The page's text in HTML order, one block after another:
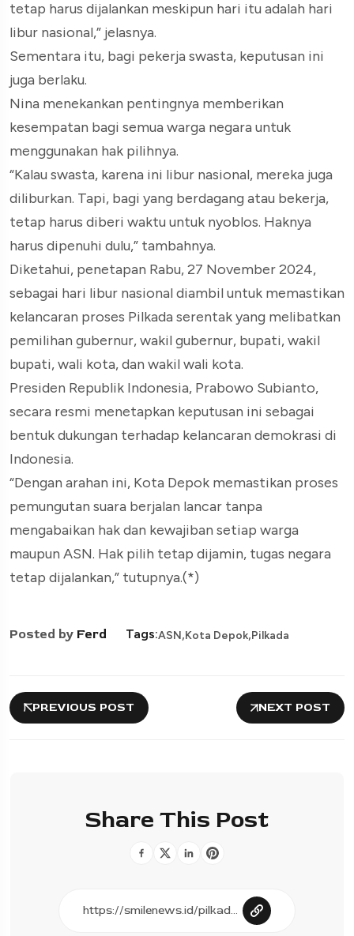
tetap harus dijalankan meskipun hari itu adalah hari
libur nasional,” jelasnya.
Sementara itu, bagi pekerja swasta, keputusan ini
juga berlaku.
Nina menekankan pentingnya memberikan
kesempatan bagi semua warga negara untuk
menggunakan hak pilihnya.
“Kalau swasta, karena ini libur nasional, mereka juga
diliburkan. Tapi, bagi yang berdagang atau bekerja,
tetap harus diberi waktu untuk nyoblos. Haknya
harus dipenuhi dulu,” tambahnya.
Diketahui, penetapan Rabu, 27 November 2024,
sebagai hari libur nasional diambil untuk memastikan
kelancaran proses Pilkada serentak yang melibatkan
pemilihan gubernur, wakil gubernur, bupati, wakil
bupati, wali kota, dan wakil wali kota.
Presiden Republik Indonesia, Prabowo Subianto,
secara resmi menetapkan keputusan ini sebagai
bentuk dukungan terhadap kelancaran demokrasi di
Indonesia.
“Dengan arahan ini, Kota Depok memastikan proses
pemungutan suara berjalan lancar tanpa
mengabaikan hak dan kewajiban setiap warga
maupun ASN. Hak pilih tetap dijamin, tugas negara
tetap dijalankan,” tutupnya.(*)
Posted by Ferd Tags:ASN,Kota Depok,Pilkada
PREVIOUS POST NEXT POST
Share This Post